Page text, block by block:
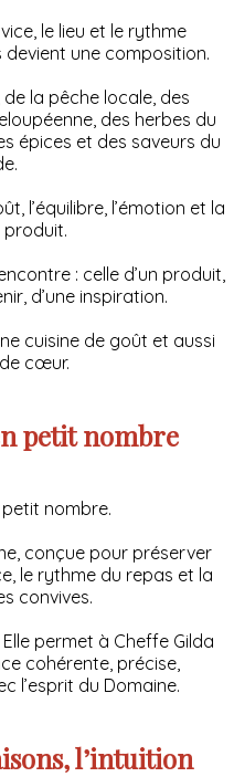
le lieu et le rythme
une composition.
la pêche locale, des
des herbes du
épices et des saveurs du
l’équilibre, l’émotion et la
produit.
: celle d’un produit,
d’une inspiration.
cuisine de goût et aussi
cœur.
petit nombre
petit nombre.
conçue pour préserver
le rythme du repas et la
convives.
permet à Cheffe Gilda
cohérente, précise,
l’esprit du Domaine.
l’intuition